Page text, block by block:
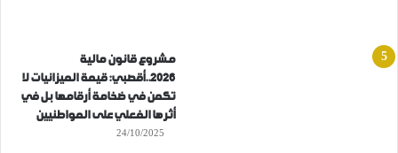
مشروع قانون مالية
2026..أقصبي: قيمة الميزانيات لا
تكمن في ضخامة أرقامها بل في
أثرها الفعلي على المواطنيين
24/10/2025